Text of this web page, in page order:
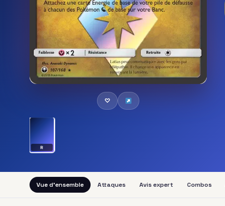
♡
R
Vue d'ensemble Attaques Avis expert Combos